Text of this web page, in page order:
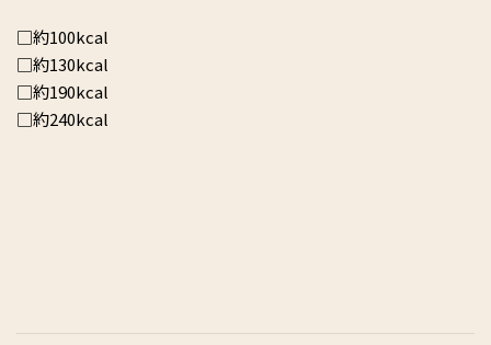
□約100kcal
□約130kcal
□約190kcal
□約240kcal